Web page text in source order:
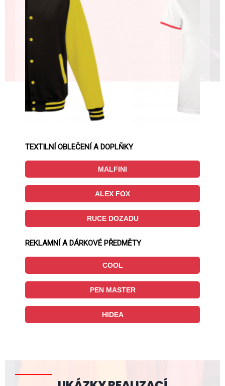
TEXTILNÍ OBLEČENÍ A DOPLŇKY
MALFINI
ALEX FOX
RUCE DOZADU
REKLAMNÍ A DÁRKOVÉ PŘEDMĚTY
COOL
PEN MASTER
HIDEA